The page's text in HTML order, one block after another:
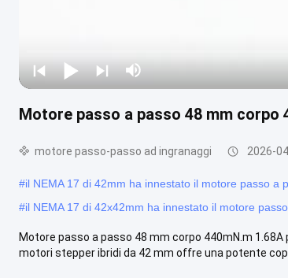
Motore passo a passo 48 mm corpo
motore passo-passo ad ingranaggi 2026-
#il NEMA 17 di 42mm ha innestato il motore passo a
#il NEMA 17 di 42x42mm ha innestato il motore
Motore passo a passo 48 mm corpo 440mN.m
motori stepper ibridi da 42 mm offre una potente